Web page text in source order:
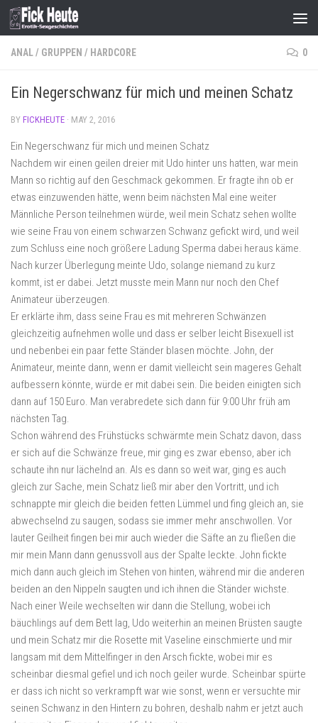
Skip to content
ANAL/ GRUPPEN / HARDCORE 0
Ein Negerschwanz für mich und meinen Schatz
BY FICKHEUTE · MAY 2, 2016
Ein Negerschwanz für mich und meinen Schatz
Nachdem wir einen geilen dreier mit Udo hinter uns hatten, war mein
Mann so richtig auf den Geschmack gekommen. Er fragte ihn ob er
etwas einzuwenden hätte, wenn beim nächsten Mal eine weiter
Männliche Person teilnehmen würde, weil mein Schatz sehen wollte
wie seine Frau von einem schwarzen Schwanz gefickt wird, und weil
zum Schluss eine noch größere Ladung Sperma dabei heraus käme.
Nach kurzer Überlegung meinte Udo, solange niemand zu kurz
kommt, ist er dabei. Jetzt musste mein Mann nur noch den Chef
Animateur überzeugen.
Er erklärte ihm, dass seine Frau es mit mehreren Schwänzen
gleichzeitig aufnehmen wolle und dass er selber leicht Bisexuell ist
und nebenbei ein paar fette Ständer blasen möchte. John, der
Animateur, meinte dann, wenn er damit vielleicht sein mageres Gehalt
aufbessern könnte, würde er mit dabei sein. Die beiden einigten sich
dann auf 150 Euro. Man verabredete sich dann für 9:00 Uhr früh am
nächsten Tag.
Schon während des Frühstücks schwärmte mein Schatz davon, dass
er sich auf die Schwänze freue, mir ging es zwar ebenso, aber ich
schaute ihn nur lächelnd an. Als es dann so weit war, ging es auch
gleich zur Sache, mein Schatz ließ mir aber den Vortritt, und ich
schnappte mir gleich die beiden fetten Lümmel und fing gleich an, sie
abwechselnd zu saugen, sodass sie immer mehr anschwollen. Vor
lauter Geilheit fingen bei mir auch wieder die Säfte an zu fließen die
mir mein Mann dann genussvoll aus der Spalte leckte. John fickte
mich dann auch gleich im Stehen von hinten, während mir die anderen
beiden an den Nippeln saugten und ich ihnen die Ständer wichste.
Nach einer Weile wechselten wir dann die Stellung, wobei ich
bäuchlings auf dem Bett lag, Udo weiterhin an meinen Brüsten saugte
und mein Schatz mir die Rosette mit Vaseline einschmierte und mir
langsam mit dem Mittelfinger in den Arsch fickte, wobei mir es
scheinbar diesmal gefiel und ich noch geiler wurde. Scheinbar spürte
er dass ich nicht so verkrampft war wie sonst, wenn er versuchte mir
seinen Schwanz in den Hintern zu bohren, deshalb nahm er jetzt auch